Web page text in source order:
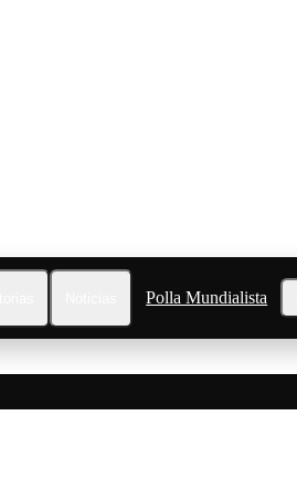
Polla Mundialista